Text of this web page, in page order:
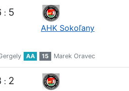
: 5
AHK Sokoľany
AA 15 Marek Oravec
: 2